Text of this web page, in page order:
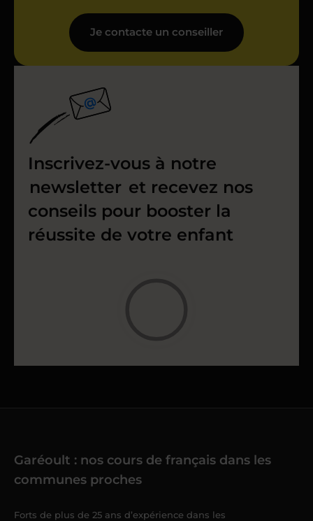
Je contacte un conseiller
Inscrivez-vous à notre
newsletter et recevez nos
conseils pour booster la
réussite de votre enfant
Garéoult : nos cours de français dans les
communes proches
Forts de plus de 25 ans d’expérience dans les